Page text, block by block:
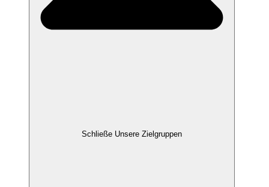
Schließe Unsere Zielgruppen